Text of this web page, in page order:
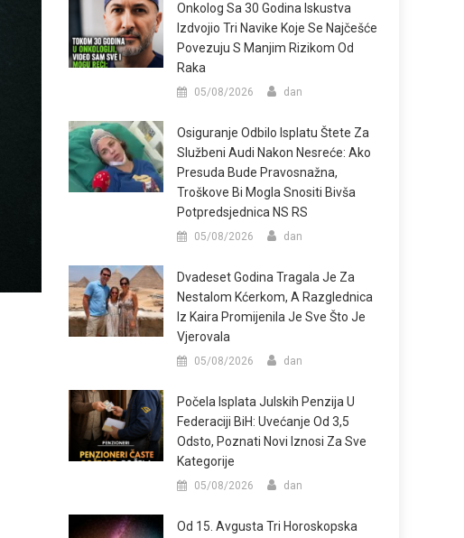
Onkolog Sa 30 Godina Iskustva
Izdvojio Tri Navike Koje Se Najčešće
Povezuju S Manjim Rizikom Od
Raka
05/08/2026 dan
Osiguranje Odbilo Isplatu Štete Za
Službeni Audi Nakon Nesreće: Ako
Presuda Bude Pravosnažna,
Troškove Bi Mogla Snositi Bivša
Potpredsjednica NS RS
05/08/2026 dan
Dvadeset Godina Tragala Je Za
Nestalom Kćerkom, A Razglednica
Iz Kaira Promijenila Je Sve Što Je
Vjerovala
05/08/2026 dan
Počela Isplata Julskih Penzija U
Federaciji BiH: Uvećanje Od 3,5
Odsto, Poznati Novi Iznosi Za Sve
Kategorije
05/08/2026 dan
Od 15. Avgusta Tri Horoskopska